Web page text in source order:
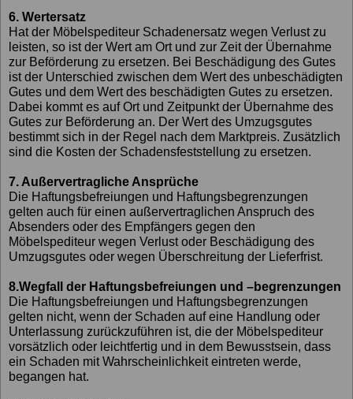
6. Wertersatz
Hat der Möbelspediteur Schadenersatz wegen Verlust zu
leisten, so ist der Wert am Ort und zur Zeit der Übernahme
zur Beförderung zu ersetzen. Bei Beschädigung des Gutes
ist der Unterschied zwischen dem Wert des unbeschädigten
Gutes und dem Wert des beschädigten Gutes zu ersetzen.
Dabei kommt es auf Ort und Zeitpunkt der Übernahme des
Gutes zur Beförderung an. Der Wert des Umzugsgutes
bestimmt sich in der Regel nach dem Marktpreis. Zusätzlich
sind die Kosten der Schadensfeststellung zu ersetzen.
7. Außervertragliche Ansprüche
Die Haftungsbefreiungen und Haftungsbegrenzungen
gelten auch für einen außervertraglichen Anspruch des
Absenders oder des Empfängers gegen den
Möbelspediteur wegen Verlust oder Beschädigung des
Umzugsgutes oder wegen Überschreitung der Lieferfrist.
8.Wegfall der Haftungsbefreiungen und –begrenzungen
Die Haftungsbefreiungen und Haftungsbegrenzungen
gelten nicht, wenn der Schaden auf eine Handlung oder
Unterlassung zurückzuführen ist, die der Möbelspediteur
vorsätzlich oder leichtfertig und in dem Bewusstsein, dass
ein Schaden mit Wahrscheinlichkeit eintreten werde,
begangen hat.